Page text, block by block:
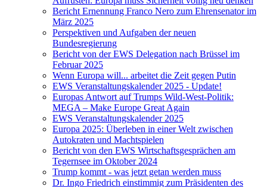
Bericht Ernennung Franco Nero zum Ehrensenator im
März 2025
Perspektiven und Aufgaben der neuen
Bundesregierung
Bericht von der EWS Delegation nach Brüssel im
Februar 2025
Wenn Europa will... arbeitet die Zeit gegen Putin
EWS Veranstaltungskalender 2025 - Update!
Europas Antwort auf Trumps Wild-West-Politik:
MEGA – Make Europe Great Again
EWS Veranstaltungskalender 2025
Europa 2025: Überleben in einer Welt zwischen
Autokraten und Machtspielen
Bericht von den EWS Wirtschaftsgesprächen am
Tegernsee im Oktober 2024
Trump kommt - was jetzt getan werden muss
Dr. Ingo Friedrich einstimmig zum Präsidenten des